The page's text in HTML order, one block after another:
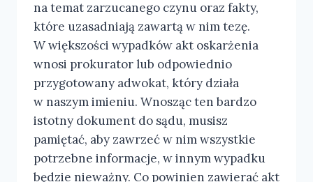
na temat zarzucanego czynu oraz fakty,
które uzasadniają zawartą w nim tezę.
W większości wypadków akt oskarżenia
wnosi prokurator lub odpowiednio
przygotowany adwokat, który działa
w naszym imieniu. Wnosząc ten bardzo
istotny dokument do sądu, musisz
pamiętać, aby zawrzeć w nim wszystkie
potrzebne informacje, w innym wypadku
będzie nieważny. Co powinien zawierać akt